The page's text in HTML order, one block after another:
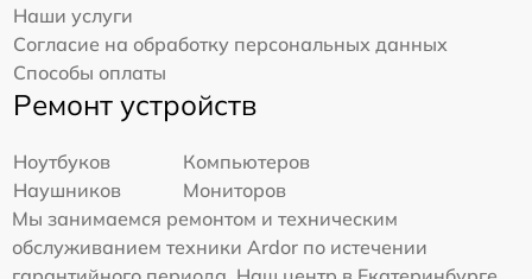
Наши услуги
Согласие на обработку персональных данных
Способы оплаты
Ремонт устройств
Ноутбуков
Компьютеров
Наушников
Мониторов
Мы занимаемся ремонтом и техническим
обслуживанием техники Ardor по истечении